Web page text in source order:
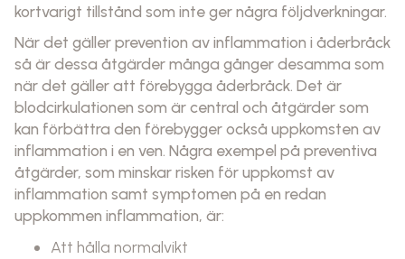
kortvarigt tillstånd som inte ger några följdverkningar.
När det gäller prevention av inflammation i åderbråck
så är dessa åtgärder många gånger desamma som
när det gäller att förebygga åderbråck. Det är
blodcirkulationen som är central och åtgärder som
kan förbättra den förebygger också uppkomsten av
inflammation i en ven. Några exempel på preventiva
åtgärder, som minskar risken för uppkomst av
inflammation samt symptomen på en redan
uppkommen inflammation, är:
Att hålla normalvikt